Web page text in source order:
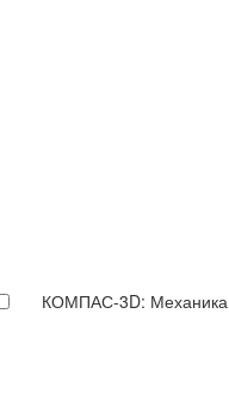
КОМПАС-3D: Механика